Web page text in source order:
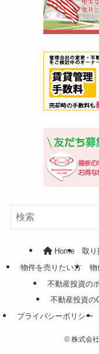
Home 取り
物件を売りたい方
物
不動産投資の
不動産投資の
プライバシーポリシー
© 株式会